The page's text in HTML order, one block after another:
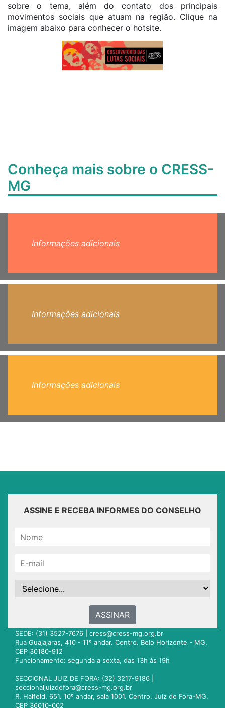
sobre o tema, além do contato dos principais
movimentos sociais que atuam na região. Clique na
imagem abaixo para conhecer o hotsite.
Conheça mais sobre o CRESS-
MG
Informações adicionais
Informações adicionais
Informações adicionais
ASSINE E RECEBA INFORMES DO CONSELHO
ASSINAR
SEDE: (31) 3527-7676 | cress@cress-mg.org.br
Rua Guajajaras, 410 - 11º andar. Centro. Belo Horizonte - MG.
CEP 30180-912
Funcionamento: segunda a sexta, das 13h às 19h
SECCIONAL JUIZ DE FORA: (32) 3217-9186 |
seccionaljuizdefora@cress-mg.org.br
R. Halfeld, 651. 10º andar, sala 1001. Centro. Juiz de Fora-MG.
CEP 36010-002